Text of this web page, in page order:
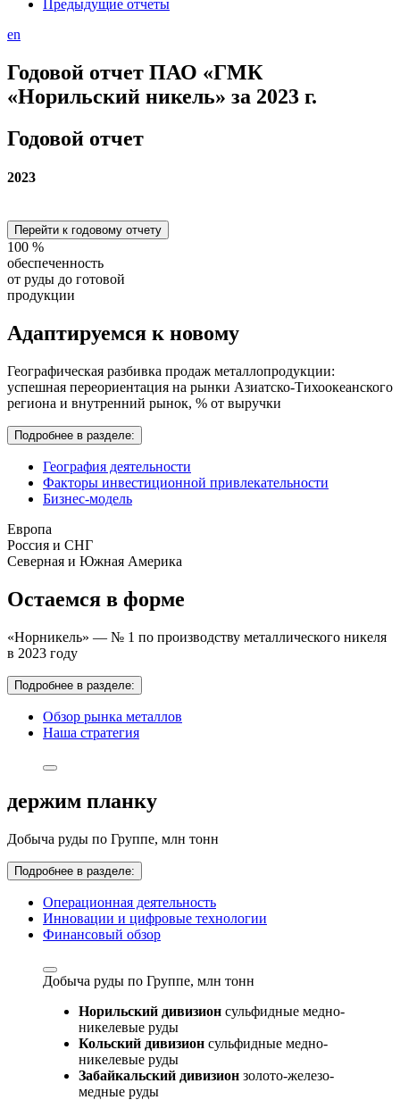
Предыдущие отчеты
en
Годовой отчет ПАО «ГМК
«Норильский никель» за 2023 г.
Годовой отчет
2023
Перейти к годовому отчету
100 %
обеспеченность
от руды до готовой
продукции
Адаптируемся к новому
Географическая разбивка продаж металлопродукции:
успешная переориентация на рынки Азиатско-Тихоокеанского
региона и внутренний рынок, % от выручки
Подробнее в разделе:
География деятельности
Факторы инвестиционной привлекательности
Бизнес-модель
Европа
Россия и СНГ
Северная и Южная Америка
Остаемся в форме
«Норникель» — № 1 по производству металлического никеля
в 2023 году
Подробнее в разделе:
Обзор рынка металлов
Наша стратегия
держим планку
Добыча руды по Группе, млн тонн
Подробнее в разделе:
Операционная деятельность
Инновации и цифровые технологии
Финансовый обзор
Добыча руды по Группе, млн тонн
Норильский дивизион сульфидные медно-
никелевые руды
Кольский дивизион сульфидные медно-
никелевые руды
Забайкальский дивизион золото-железо-
медные руды